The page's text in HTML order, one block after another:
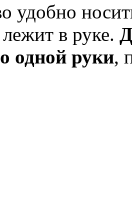
удобно
в руке.
одной руки,